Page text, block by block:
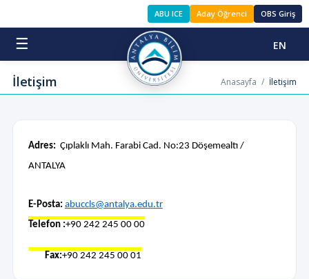
ABU ICE Aday Öğrenci OBS Giriş
☰ EN
İletişim Anasayfa / İletişim
Adres: Çıplaklı Mah. Farabi Cad. No:23 Döşemealtı /
ANTALYA
E-Posta: abuccls@antalya.edu.tr
Telefon :+90 242 245 00 00
Fax:+90 242 245 00 01